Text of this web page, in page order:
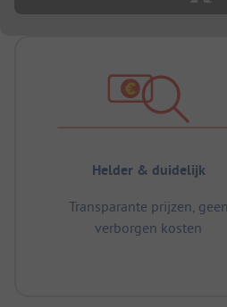
Helder & duidelijk
Transparante prijzen, geen
verborgen kosten